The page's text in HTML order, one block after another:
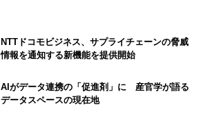
NTTドコモビジネス、サプライチェーンの脅威
情報を通知する新機能を提供開始
AIがデータ連携の「促進剤」に 産官学が語る
データスペースの現在地